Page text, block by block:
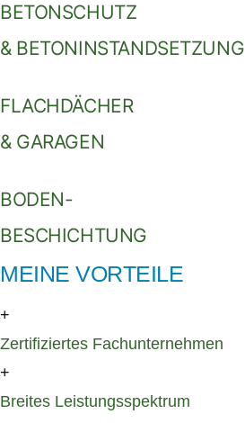
BETONSCHUTZ
& BETONINSTANDSETZUNG
FLACHDÄCHER
& GARAGEN
BODEN-
BESCHICHTUNG
MEINE VORTEILE
+
Zertifiziertes Fachunternehmen
+
Breites Leistungsspektrum